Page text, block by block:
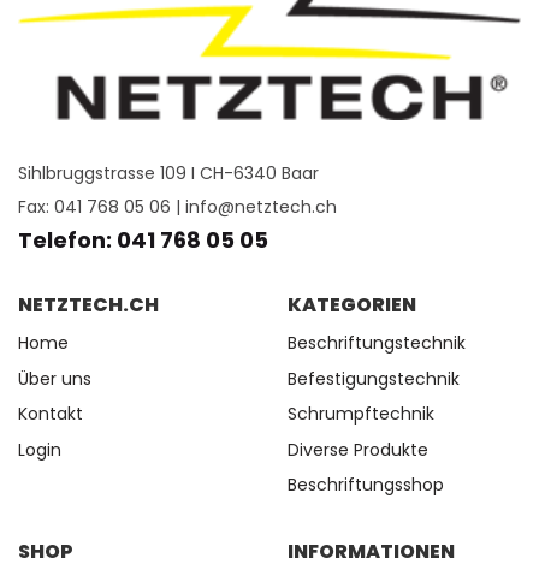
Sihlbruggstrasse 109 I CH-6340 Baar
Fax: 041 768 05 06 | info@netztech.ch
Telefon: 041 768 05 05
NETZTECH.CH
Home
Über uns
Kontakt
Login
KATEGORIEN
Beschriftungstechnik
Befestigungstechnik
Schrumpftechnik
Diverse Produkte
Beschriftungsshop
SHOP INFORMATIONEN